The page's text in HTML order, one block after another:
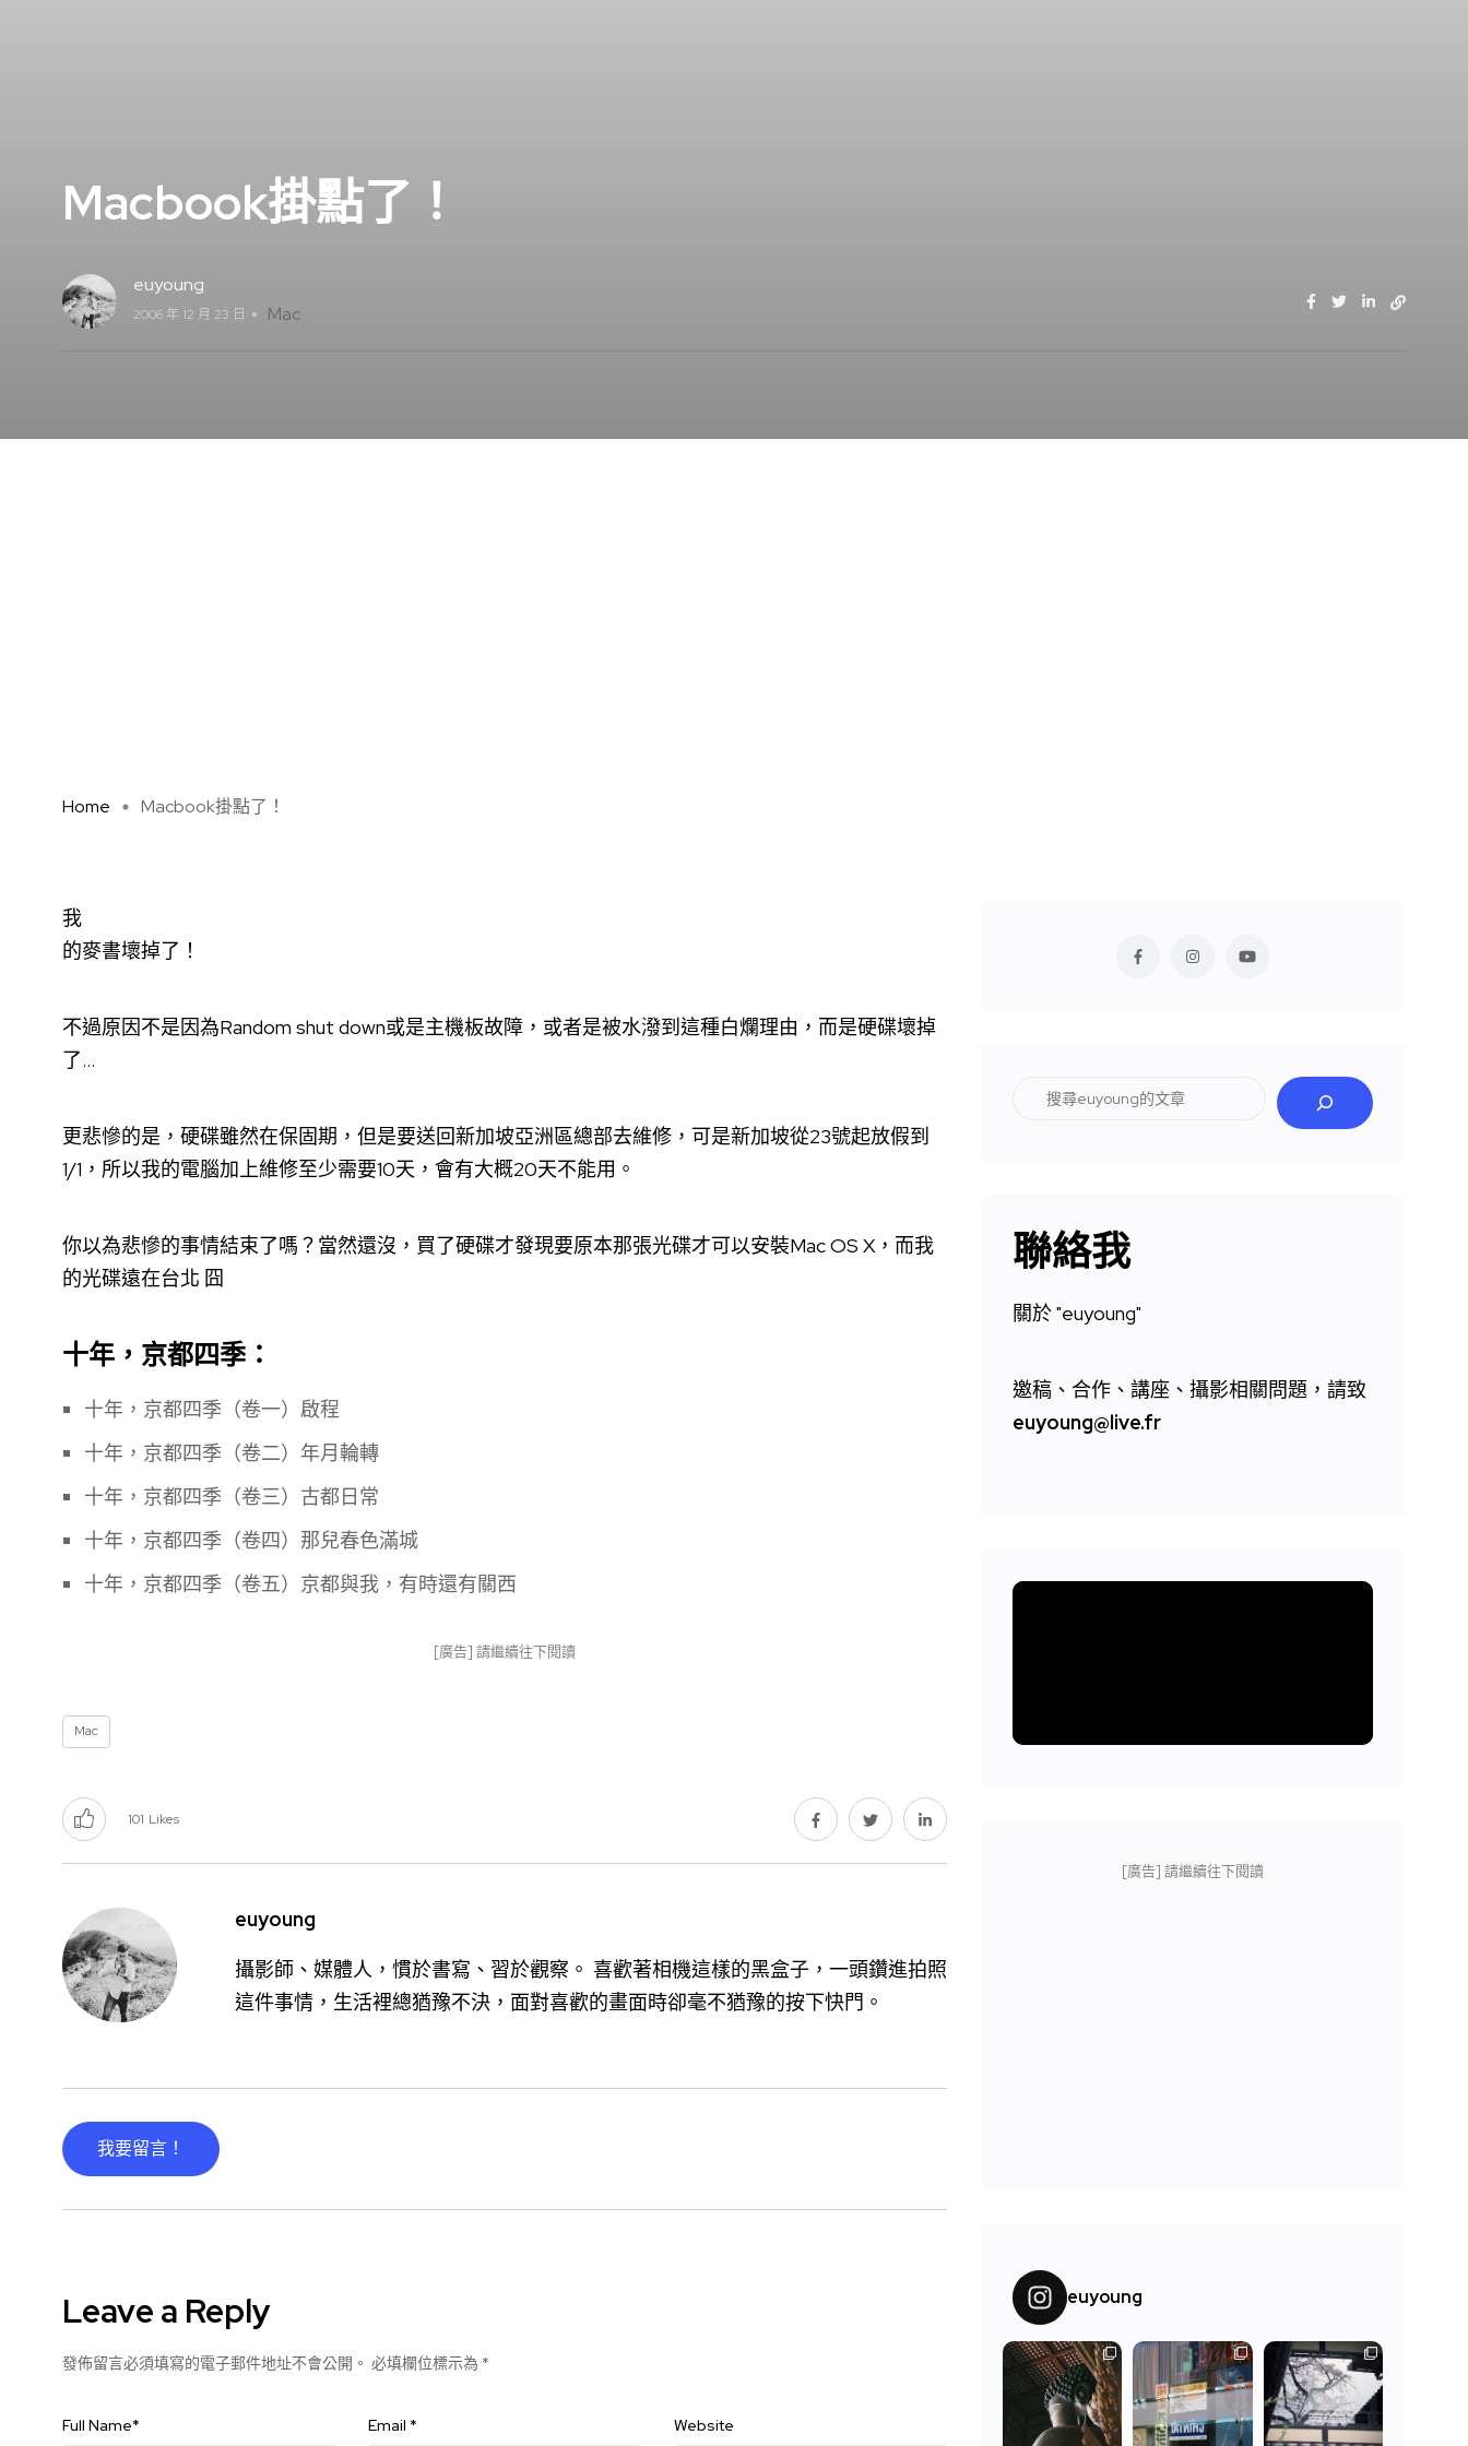
Macbook掛點了！
euyoung
2006 年 12 月 23 日 Mac
Home Macbook掛點了！
我
的麥書壞掉了！
不過原因不是因為Random shut down或是主機板故障，或者是被水潑到這種白爛理由，而是硬碟壞掉
了…
更悲慘的是，硬碟雖然在保固期，但是要送回新加坡亞洲區總部去維修，可是新加坡從23號起放假到
1/1，所以我的電腦加上維修至少需要10天，會有大概20天不能用。
你以為悲慘的事情結束了嗎？當然還沒，買了硬碟才發現要原本那張光碟才可以安裝Mac OS X，而我
的光碟遠在台北 囧
十年，京都四季：
十年，京都四季（卷一）啟程
十年，京都四季（卷二）年月輪轉
十年，京都四季（卷三）古都日常
十年，京都四季（卷四）那兒春色滿城
十年，京都四季（卷五）京都與我，有時還有關西
[廣告] 請繼續往下閱讀
Mac
101 Likes
euyoung
攝影師、媒體人，慣於書寫、習於觀察。 喜歡著相機這樣的黑盒子，一頭鑽進拍照
這件事情，生活裡總猶豫不決，面對喜歡的畫面時卻毫不猶豫的按下快門。
我要留言！
Leave a Reply
發佈留言必須填寫的電子郵件地址不會公開。 必填欄位標示為 *
Full Name* Email * Website
聯絡我
關於 "euyoung"
邀稿、合作、講座、攝影相關問題，請致
euyoung@live.fr
[廣告] 請繼續往下閱讀
euyoung